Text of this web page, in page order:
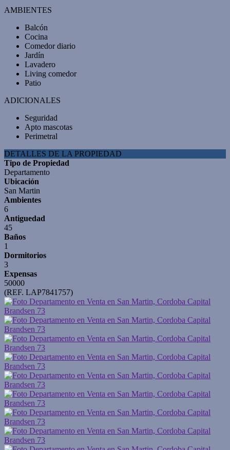
AMBIENTES
Balcón
Cocina
Comedor diario
Jardín
Lavadero
Living comedor
Patio
ADICIONALES
Seguridad
Apto mascotas
Perimetral
DETALLES DE LA PROPIEDAD
Tipo de Propiedad
Departamento
Ubicación
San Martin
Ambientes
6
Antiguedad
45
Baños
1
Dormitorios
3
Expensas
50000
(REF. LAP7841757)